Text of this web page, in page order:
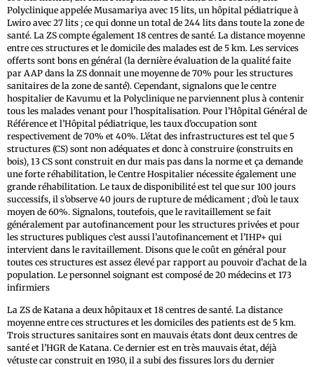
Polyclinique appelée Musamariya avec 15 lits, un hôpital pédiatrique à
Lwiro avec 27 lits ; ce qui donne un total de 244 lits dans toute la zone de
santé. La ZS compte également 18 centres de santé. La distance moyenne
entre ces structures et le domicile des malades est de 5 km. Les services
offerts sont bons en général (la dernière évaluation de la qualité faite
par AAP dans la ZS donnait une moyenne de 70% pour les structures
sanitaires de la zone de santé). Cependant, signalons que le centre
hospitalier de Kavumu et la Polyclinique ne parviennent plus à contenir
tous les malades venant pour l’hospitalisation. Pour l’Hôpital Général de
Référence et l’Hôpital pédiatrique, les taux d’occupation sont
respectivement de 70% et 40%. L’état des infrastructures est tel que 5
structures (CS) sont non adéquates et donc à construire (construits en
bois), 13 CS sont construit en dur mais pas dans la norme et ça demande
une forte réhabilitation, le Centre Hospitalier nécessite également une
grande réhabilitation. Le taux de disponibilité est tel que sur 100 jours
successifs, il s’observe 40 jours de rupture de médicament ; d’où le taux
moyen de 60%. Signalons, toutefois, que le ravitaillement se fait
généralement par autofinancement pour les structures privées et pour
les structures publiques c’est aussi l’autofinancement et l’IHP+ qui
intervient dans le ravitaillement. Disons que le coût en général pour
toutes ces structures est assez élevé par rapport au pouvoir d’achat de la
population. Le personnel soignant est composé de 20 médecins et 173
infirmiers
La ZS de Katana a deux hôpitaux et 18 centres de santé. La distance
moyenne entre ces structures et les domiciles des patients est de 5 km.
Trois structures sanitaires sont en mauvais états dont deux centres de
santé et l’HGR de Katana. Ce dernier est en très mauvais état, déjà
vétuste car construit en 1930, il a subi des fissures lors du dernier